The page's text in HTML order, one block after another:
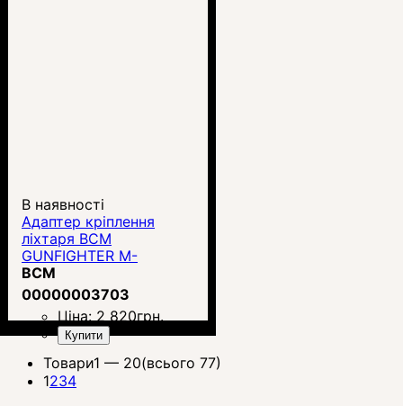
В наявності
Адаптер кріплення
ліхтаря BCM
GUNFIGHTER M-
LOK/PICATINNY
BCM
00000003703
Ціна: 2 820грн.
Купити
Товари1 — 20(всього 77)
1234